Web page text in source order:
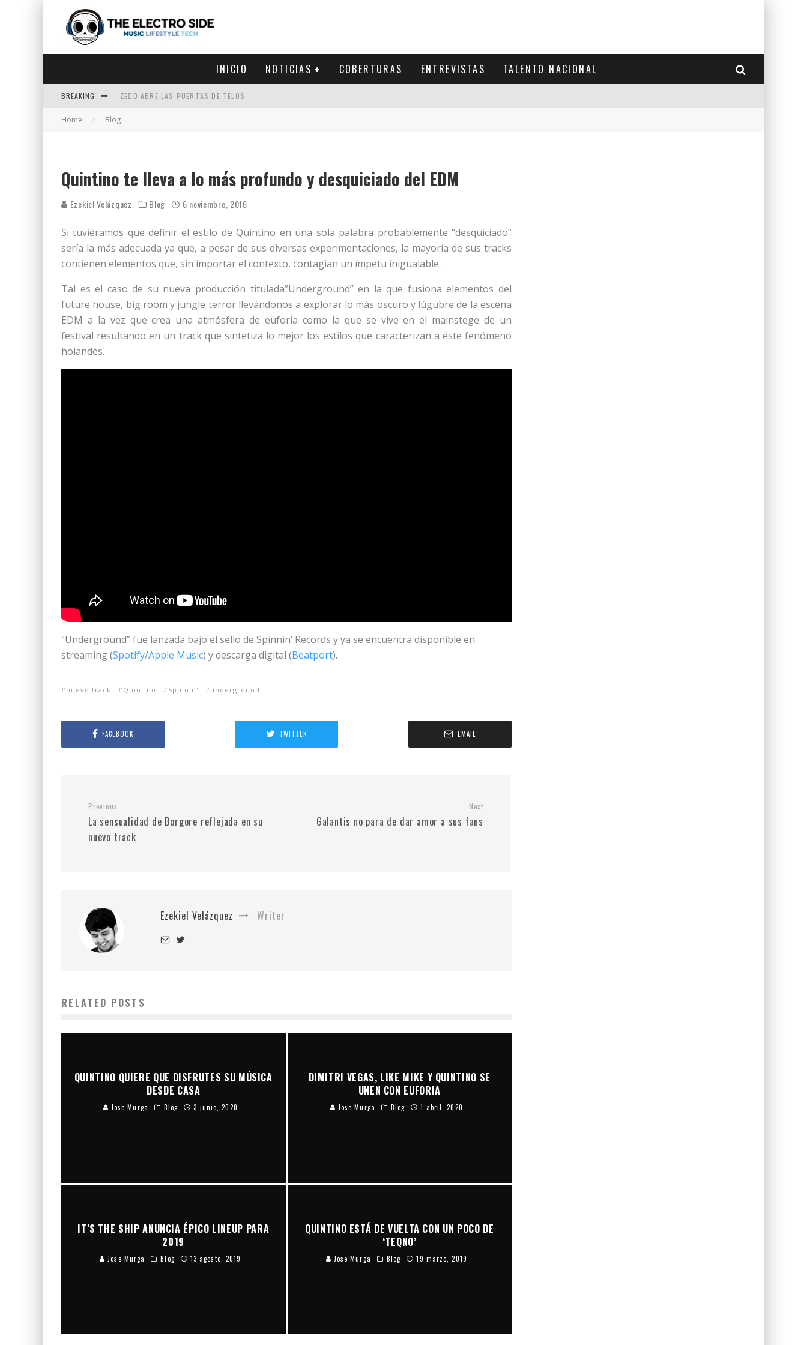
INICIO NOTICIAS COBERTURAS ENTREVISTAS TALENTO NACIONAL
BREAKING ZEDD ABRE LAS PUERTAS DE TELOS
ZEDD IN THE PARK VUELVE A LA
Home Blog
Quintino te lleva a lo más profundo y desquiciado del EDM
Ezekiel Velázquez Blog 6 noviembre, 2016
Si tuviéramos que definir el estilo de Quintino en una sola palabra probablemente “desquiciado”
sería la más adecuada ya que, a pesar de sus diversas experimentaciones, la mayoría de sus tracks
contienen elementos que, sin importar el contexto, contagian un ímpetu inigualable.
Tal es el caso de su nueva producción titulada”Underground” en la que fusiona elementos del
future house, big room y jungle terror llevándonos a explorar lo más oscuro y lúgubre de la escena
EDM a la vez que crea una atmósfera de euforia como la que se vive en el mainstege de un
festival resultando en un track que sintetiza lo mejor los estilos que caracterizan a éste fenómeno
holandés.
“Underground” fue lanzada bajo el sello de Spinnin’ Records y ya se encuentra disponible en
streaming (Spotify/Apple Music) y descarga digital (Beatport).
nuevo track Quintino Spinnin' underground
FACEBOOK TWITTER EMAIL
Previous
La sensualidad de Borgore reflejada en su
nuevo track
Next
Galantis no para de dar amor a sus fans
Ezekiel Velázquez Writer
RELATED POSTS
QUINTINO QUIERE QUE DISFRUTES SU MÚSICA
DESDE CASA
Jose Murga Blog 3 junio, 2020
DIMITRI VEGAS, LIKE MIKE Y QUINTINO SE
UNEN CON EUFORIA
Jose Murga Blog 1 abril, 2020
IT’S THE SHIP ANUNCIA ÉPICO LINEUP PARA
2019
Jose Murga Blog 13 agosto, 2019
QUINTINO ESTÁ DE VUELTA CON UN POCO DE
‘TEQNO’
Jose Murga Blog 19 marzo, 2019